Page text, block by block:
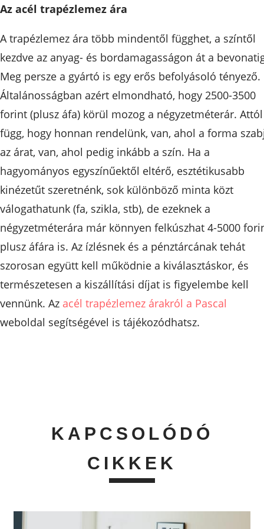
Az acél trapézlemez ára
A trapézlemez ára több mindentől függhet, a színtől
kezdve az anyag- és bordamagasságon át a
Meg persze a gyártó is egy erős befolyásoló tényező.
Általánosságban azért elmondható, hogy 2500-3500
forint (plusz áfa) körül mozog a négyzetméterár. Attól
függ, hogy honnan rendelünk, van, ahol a forma
az árat, van, ahol pedig inkább a szín. Ha a
hagyományos egyszínűektől eltérő, esztétikusabb
kinézetűt szeretnénk, sok különböző minta közt
válogathatunk (fa, szikla, stb), de ezeknek a
négyzetméterára már könnyen felkúszhat 4-5000
plusz áfára is. Az ízlésnek és a pénztárcának tehát
szorosan együtt kell működnie a kiválasztáskor, és
természetesen a kiszállítási díjat is figyelembe kell
vennünk. Az acél trapézlemez árakról a Pascal
weboldal segítségével is tájékozódhatsz.
KAPCSOLÓDÓ
CIKKEK